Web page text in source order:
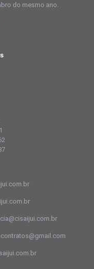
do mesmo ano.